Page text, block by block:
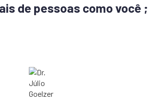
de pessoas como você ;